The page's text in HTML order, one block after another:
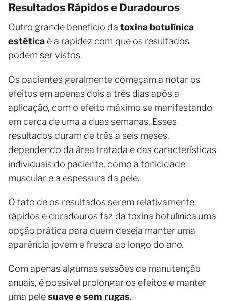
Resultados Rápidos e Duradouros
Outro grande benefício da toxina botulínica
estética é a rapidez com que os resultados
podem ser vistos.
Os pacientes geralmente começam a notar os
efeitos em apenas dois a três dias após a
aplicação, com o efeito máximo se manifestando
em cerca de uma a duas semanas. Esses
resultados duram de três a seis meses,
dependendo da área tratada e das características
individuais do paciente, como a tonicidade
muscular e a espessura da pele.
O fato de os resultados serem relativamente
rápidos e duradouros faz da toxina botulínica uma
opção prática para quem deseja manter uma
aparência jovem e fresca ao longo do ano.
Com apenas algumas sessões de manutenção
anuais, é possível prolongar os efeitos e manter
uma pelesuave e sem rugas.